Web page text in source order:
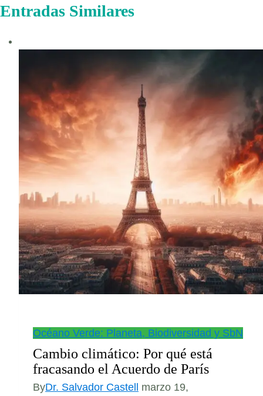
Entradas Similares
Océano Verde: Planeta, Biodiversidad y SbN
Cambio climático: Por qué está
fracasando el Acuerdo de París
ByDr. Salvador Castell marzo 19,